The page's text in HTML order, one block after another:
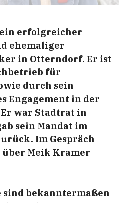
erfolgreicher
ehemaliger
in Otterndorf. Er ist
für
durch sein
Engagement in der
war Stadtrat in
sein Mandat im
Im Gespräch
Meik Kramer
sind bekanntermaßen